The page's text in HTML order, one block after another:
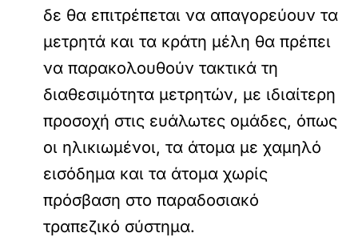
δε θα επιτρέπεται να απαγορεύουν τα
μετρητά και τα κράτη μέλη θα πρέπει
να παρακολουθούν τακτικά τη
διαθεσιμότητα μετρητών, με ιδιαίτερη
προσοχή στις ευάλωτες ομάδες, όπως
οι ηλικιωμένοι, τα άτομα με χαμηλό
εισόδημα και τα άτομα χωρίς
πρόσβαση στο παραδοσιακό
τραπεζικό σύστημα.